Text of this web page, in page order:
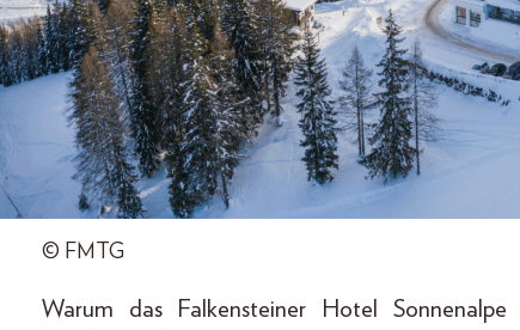
© FMTG
Warum das Falkensteiner Hotel